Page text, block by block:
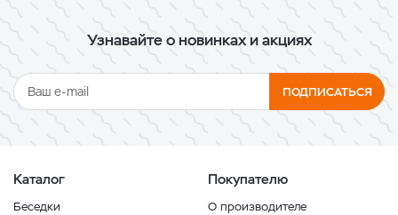
Узнавайте о новинках и акциях
ПОДПИСАТЬСЯ
Каталог
Беседки
Покупателю
О производителе